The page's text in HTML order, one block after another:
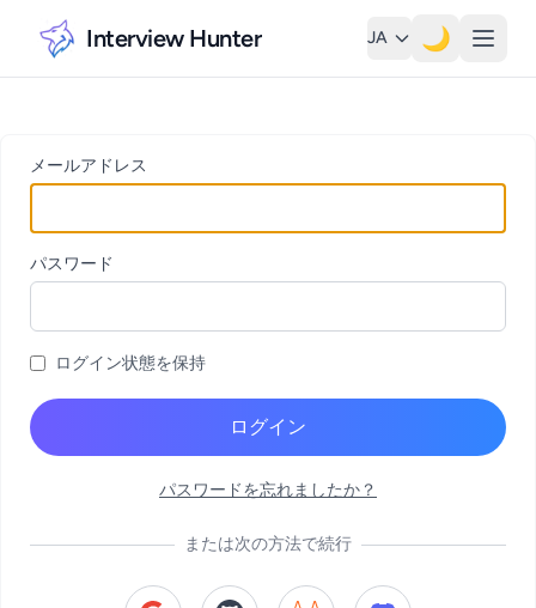
Interview Hunter JA 🌙
メールアドレス
パスワード
ログイン状態を保持
ログイン
パスワードを忘れましたか？
または次の方法で続行